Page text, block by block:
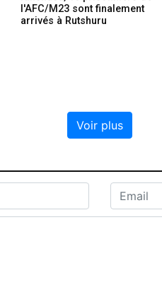
l'AFC/M23 sont finalement
arrivés à Rutshuru
Voir plus